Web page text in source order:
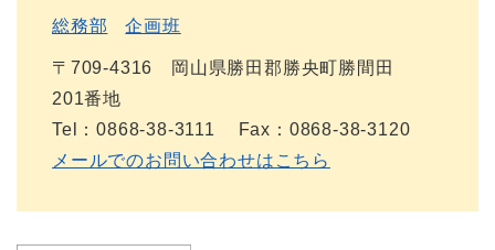
総務部 企画班
〒709-4316 岡山県勝田郡勝央町勝間田
201番地
Tel：0868-38-3111
Fax：0868-38-3120
メールでのお問い合わせはこちら